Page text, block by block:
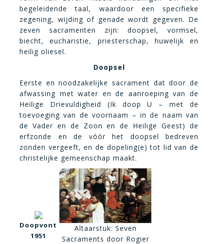
begeleidende taal, waardoor een specifieke
zegening, wijding of genade wordt gegeven. De
zeven sacramenten zijn: doopsel, vormsel,
biecht, eucharistie, priesterschap, huwelijk en
heilig oliesel.
Doopsel
Eerste en noodzakelijke sacrament dat door de
afwassing met water en de aanroeping van de
Heilige Drievuldigheid (Ik doop U – met de
toevoeging van de voornaam – in de naam van
de Vader en de Zoon en de Heilige Geest) de
erfzonde en de vóór het doopsel bedreven
zonden vergeeft, en de dopeling(e) tot lid van de
christelijke gemeenschap maakt.
Doopvont
1951
Altaarstuk: Seven
Sacraments door Rogier